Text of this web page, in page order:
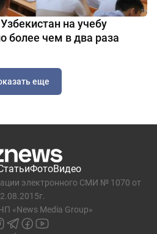
на учебу
более чем в два раза
еще
ФотоВидео
электронного СМИ № 1070 от
«News Media Group»